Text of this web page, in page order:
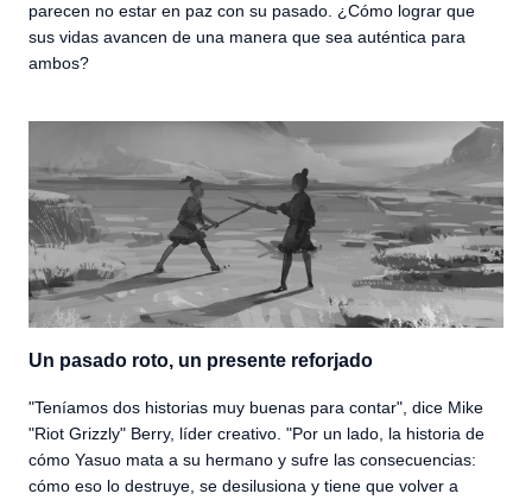
parecen no estar en paz con su pasado. ¿Cómo lograr que
sus vidas avancen de una manera que sea auténtica para
ambos?
Un pasado roto, un presente reforjado
"Teníamos dos historias muy buenas para contar", dice Mike
"Riot Grizzly" Berry, líder creativo. "Por un lado, la historia de
cómo Yasuo mata a su hermano y sufre las consecuencias:
cómo eso lo destruye, se desilusiona y tiene que volver a